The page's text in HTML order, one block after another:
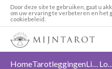
Door deze site te gebruiken, gaat u
om uw ervaring te verbeteren en het
cookiebeleid.
HomeTarotleggingen Liefde